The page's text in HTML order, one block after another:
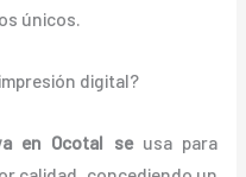
únicos.
digital?
en Ocotal seusa para